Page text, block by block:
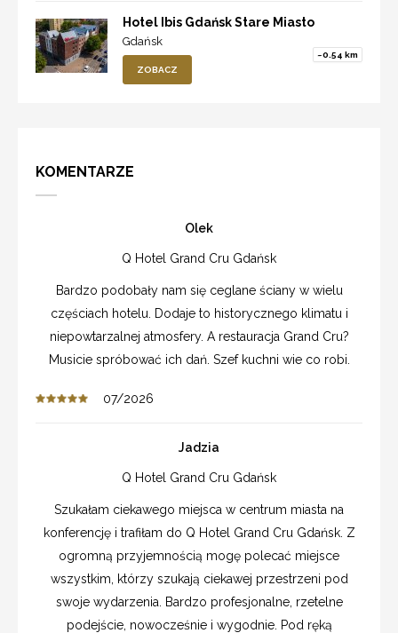
Hotel Ibis Gdańsk Stare Miasto
Gdańsk
~0.54 km
ZOBACZ
KOMENTARZE
Olek
Q Hotel Grand Cru Gdańsk
Bardzo podobały nam się ceglane ściany w wielu
częściach hotelu. Dodaje to historycznego klimatu i
niepowtarzalnej atmosfery. A restauracja Grand Cru?
Musicie spróbować ich dań. Szef kuchni wie co robi.
07/2026
Jadzia
Q Hotel Grand Cru Gdańsk
Szukałam ciekawego miejsca w centrum miasta na
konferencję i trafiłam do Q Hotel Grand Cru Gdańsk. Z
ogromną przyjemnością mogę polecać miejsce
wszystkim, którzy szukają ciekawej przestrzeni pod
swoje wydarzenia. Bardzo profesjonalne, rzetelne
podejście, nowocześnie i wygodnie. Pod ręką